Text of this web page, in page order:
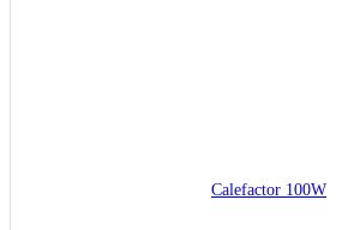
Calefactor 100W